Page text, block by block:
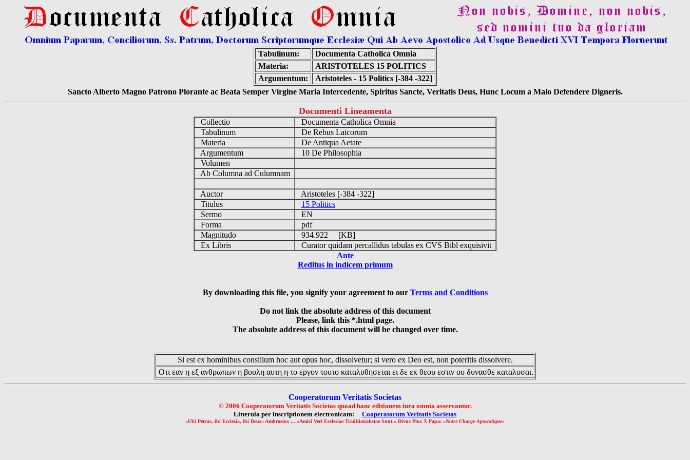
Tabulinum:
Documenta Catholica Omnia
Materia:
ARISTOTELES 15 POLITICS
Argumentum:
Aristoteles - 15 Politics [-384 -322]
Sancto Alberto Magno Patrono Plorante ac Beata Semper Virgine Maria Intercedente, Spiritus Sancte, Veritatis Deus, Hunc Locum a Malo Defendere Digneris.
Documenti Lineamenta
Collectio
Documenta Catholica Omnia
Tabulinum
De Rebus Laicorum
Materia
De Antiqua Aetate
Argumentum
10 De Philosophia
Volumen
Ab Columna ad Culumnam
Auctor
Aristoteles [-384 -322]
Titulus
15 Politics
Sermo
EN
Forma
pdf
Magnitudo
934.922 [KB]
Ex Libris
Curator quidam percallidus tabulas ex CVS Bibl exquisivit
Ante
Reditus in indicem primum
By downloading this file, you signify your agreement to our Terms and Conditions
Do not link the absolute address of this document
Please, link this *.html page.
The absolute address of this document will be changed over time.
Si est ex hominibus consilium hoc aut opus hoc, dissolvetur; si vero ex Deo est, non poteritis dissolvere.
Οτι εαν η εξ ανθρωπων η βουλη αυτη η το εργον τουτο καταλυθησεται ει δε εκ θεου εστιν ου δυνασθε καταλυσαι.
Cooperatorum Veritatis Societas
© 2006 Cooperatorum Veritatis Societas quoad hanc editionem iura omnia asservantur.
Litterula per inscriptionem electronicam: Cooperatorum Veritatis Societas
«Ubi Petrus, ibi Ecclesia, ibi Deus» Ambrosius ... «Amici Veri Ecclesiae Traditionalistae Sunt.» Divus Pius X Papa: «Notre Charge Apostolique»